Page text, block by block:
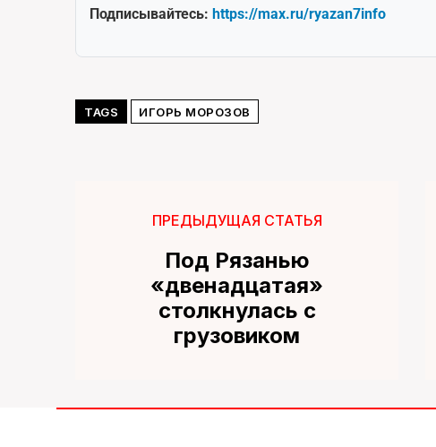
Подписывайтесь: https://max.ru/ryazan7info
TAGS ИГОРЬ МОРОЗОВ
ПРЕДЫДУЩАЯ СТАТЬЯ
Под Рязанью
«двенадцатая»
столкнулась с
грузовиком